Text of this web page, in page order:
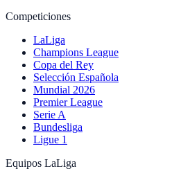
Competiciones
LaLiga
Champions League
Copa del Rey
Selección Española
Mundial 2026
Premier League
Serie A
Bundesliga
Ligue 1
Equipos LaLiga